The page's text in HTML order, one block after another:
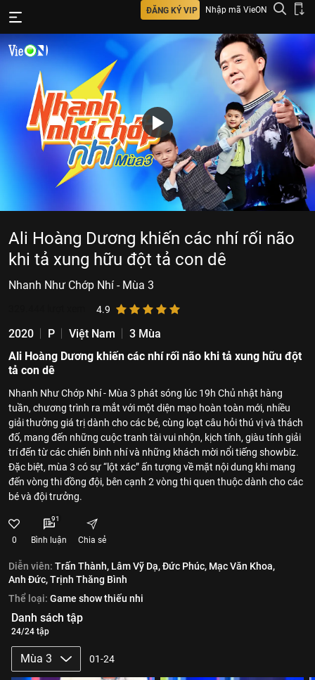
ĐĂNG KÝ VIP Nhập mã VieON
Ali Hoàng Dương khiến các nhí rối não
khi tả xung hữu đột tả con dê
Nhanh Như Chớp Nhí - Mùa 3
4.9
2020 P Việt Nam
3 Mùa
Ali Hoàng Dương khiến các nhí rối não khi tả xung hữu đột
tả con dê
Nhanh Như Chớp Nhí - Mùa 3 phát sóng lúc 19h Chủ nhật hàng
tuần, chương trình ra mắt với một diện mạo hoàn toàn mới, nhiều
giải thưởng giá trị dành cho các bé, cùng loạt câu hỏi thú vị và thách
đố, mang đến những cuộc tranh tài vui nhộn, kịch tính, giàu tính giải
trí đến từ các chiến binh nhí và những khách mời nổi tiếng showbiz.
Đặc biệt, mùa 3 có sự “lột xác” ấn tượng về mặt nội dung khi mang
đến vòng thi đồng đội, bên cạnh 2 vòng thi quen thuộc dành cho các
bé và đội trưởng.
0
91
Bình luận Chia sẻ
Diễn viên: Trấn Thành, Lâm Vỹ Dạ,Đức Phúc, Mạc Văn Khoa,
Anh Đức,Trịnh Thăng Bình
Thể loại: Game show thiếu nhi
Danh sách tập
24/24 tập
Mùa 3 01-24